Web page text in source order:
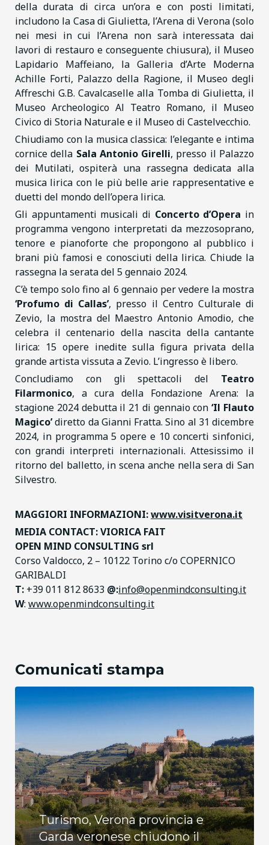
della durata di circa un’ora e con posti limitati,
includono la Casa di Giulietta, l’Arena di Verona (solo
nei mesi in cui l’Arena non sarà interessata dai
lavori di restauro e conseguente chiusura), il Museo
Lapidario Maffeiano, la Galleria d’Arte Moderna
Achille Forti, Palazzo della Ragione, il Museo degli
Affreschi G.B. Cavalcaselle alla Tomba di Giulietta, il
Museo Archeologico Al Teatro Romano, il Museo
Civico di Storia Naturale e il Museo di Castelvecchio.
Chiudiamo con la musica classica: l’elegante e intima
cornice della Sala Antonio Girelli, presso il Palazzo
dei Mutilati, ospiterà una rassegna dedicata alla
musica lirica con le più belle arie rappresentative e
duetti del mondo dell’opera lirica.
Gli appuntamenti musicali di Concerto d’Opera in
programma vengono interpretati da mezzosoprano,
tenore e pianoforte che propongono al pubblico i
brani più famosi e conosciuti della lirica. Chiude la
rassegna la serata del 5 gennaio 2024.
C’è tempo solo fino al 6 gennaio per vedere la mostra
‘Profumo di Callas’, presso il Centro Culturale di
Zevio, la mostra del Maestro Antonio Amodio, che
celebra il centenario della nascita della cantante
lirica: 15 opere inedite sulla figura privata della
grande artista vissuta a Zevio. L’ingresso è libero.
Concludiamo con gli spettacoli del Teatro
Filarmonico, a cura della Fondazione Arena: la
stagione 2024 debutta il 21 di gennaio con‘Il Flauto
Magico’diretto da Gianni Fratta. Sino al 31 dicembre
2024, in programma 5 opere e 10 concerti sinfonici,
con grandi interpreti internazionali. Attesissimo il
ritorno del balletto, in scena anche nella sera di San
Silvestro.
MAGGIORI INFORMAZIONI:www.visitverona.it
MEDIA CONTACT: VIORICA FAIT
OPEN MIND CONSULTING srl
Corso Valdocco, 2 – 10122 Torino c/o COPERNICO
GARIBALDI
T: +39 011 812 8633 @:info@openmindconsulting.it
W: www.openmindconsulting.it
Comunicati stampa
Turismo, Verona provincia e
Garda veronese chiudono il